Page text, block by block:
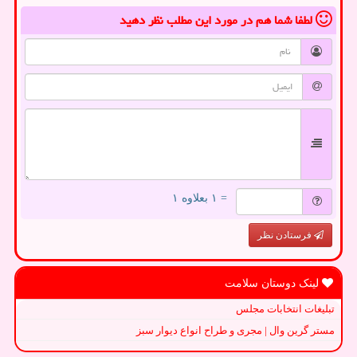
لطفا شما همدر مورد این مطلبنظر دهید
= ۱ بعلاوه ۱
فرستادن نظر
لینک دوستان سلامت
تبلیغات انتخابات مجلس
مستر گرین وال | مجری و طراح انواع دیوار سبز